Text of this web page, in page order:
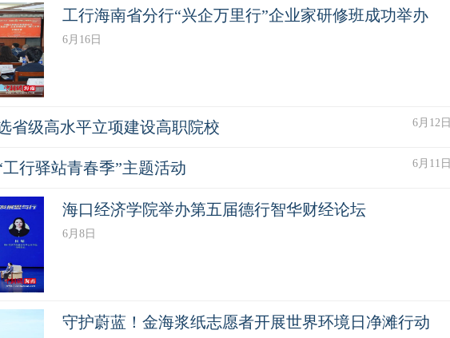
工行海南省分行“兴企万里行”企业家研修班成功举办
6月16日
省级高水平立项建设高职院校 6月12日
行驿站青春季”主题活动 6月11日
海口经济学院举办第五届德行智华财经论坛
6月8日
守护蔚蓝！金海浆纸志愿者开展世界环境日净滩行动